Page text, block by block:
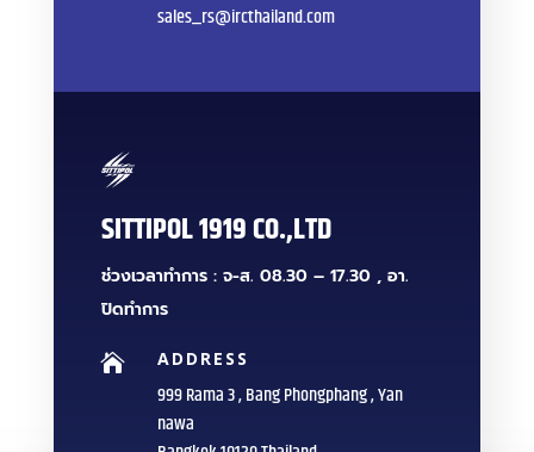
sales_rs@ircthailand.com
SITTIPOL 1919 CO.,LTD
ช่วงเวลาทำการ : จ-ส. 08.30 – 17.30 , อา.
ปิดทำการ
 ADDRESS
999 Rama 3 , Bang Phongphang , Yan
nawa